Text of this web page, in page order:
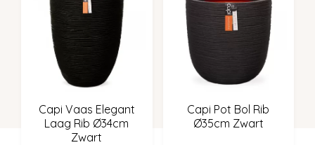
Capi Vaas Elegant
Laag Rib Ø34cm
Zwart
Capi Pot Bol Rib
Ø35cm Zwart